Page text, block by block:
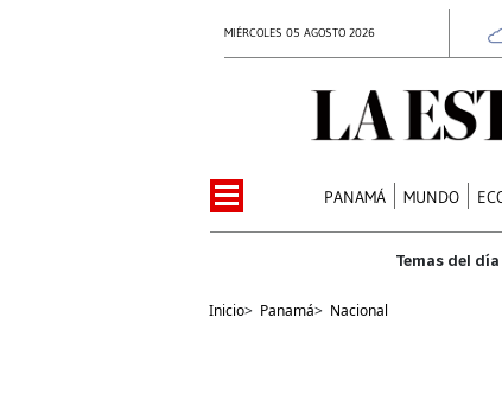
MIÉRCOLES 05 AGOSTO 2026
PANAMÁ MUNDO
Inicio> Panamá> Nacional